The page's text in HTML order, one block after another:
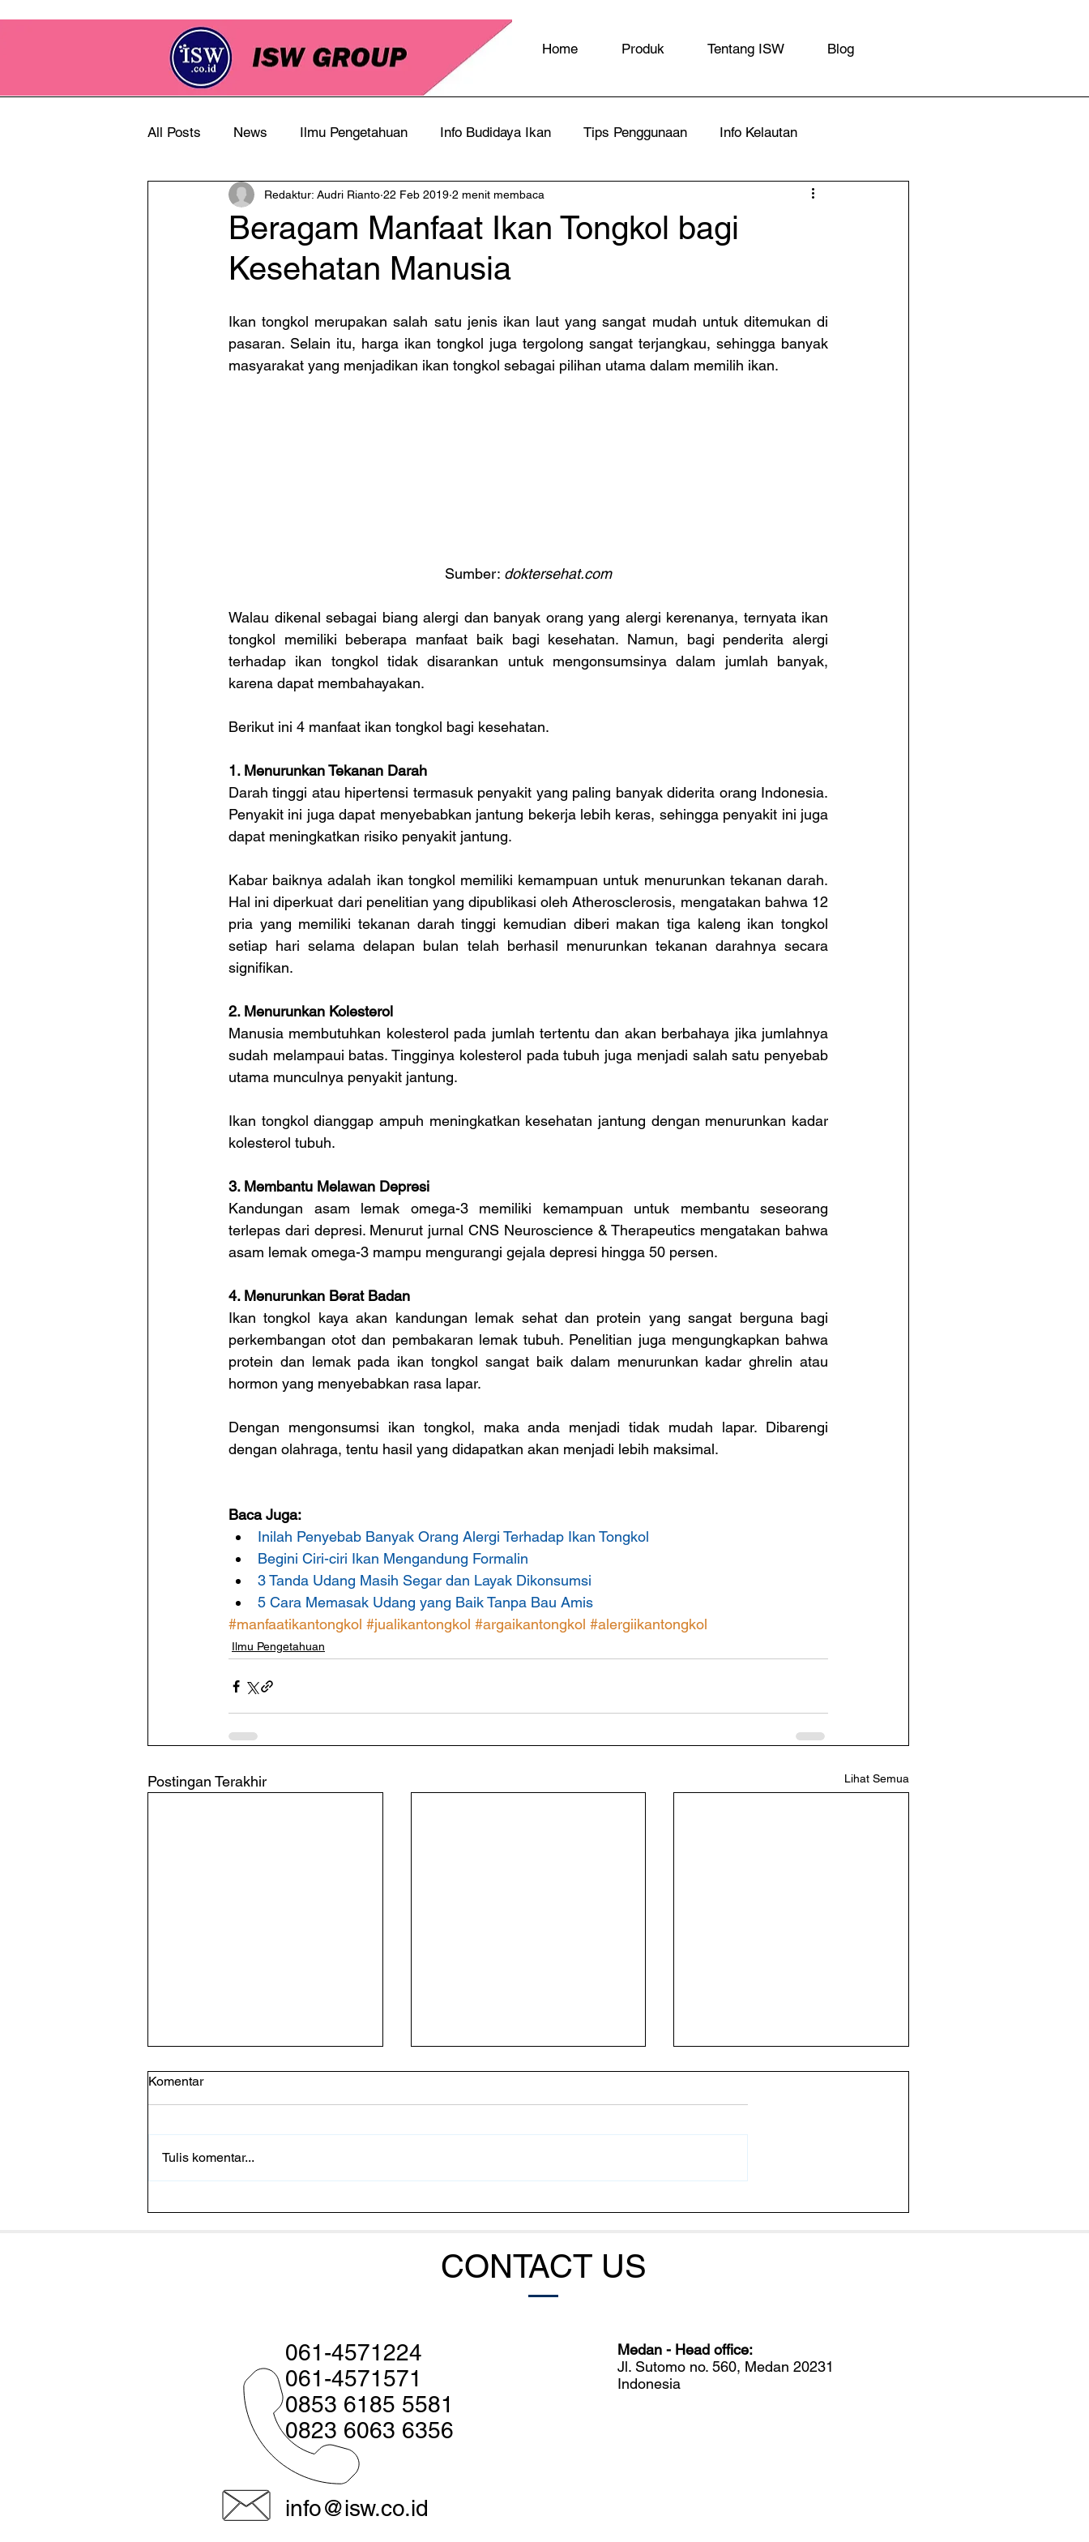
Home Produk Tentang ISW Blog
All Posts News Ilmu Pengetahuan Info Budidaya Ikan Tips Penggunaan Info Kelautan
Info Perkebunan
Beragam Manfaat Ikan Tongkol bagi
Kesehatan Manusia
Redaktur: Audri Rianto 22 Feb 2019 2 menit membaca
Ikan tongkol merupakan salah satu jenis ikan laut yang sangat mudah untuk ditemukan di
pasaran. Selain itu, harga ikan tongkol juga tergolong sangat terjangkau, sehingga banyak
masyarakat yang menjadikan ikan tongkol sebagai pilihan utama dalam memilih ikan.
Sumber: doktersehat.com
Walau dikenal sebagai biang alergi dan banyak orang yang alergi kerenanya, ternyata ikan
tongkol memiliki beberapa manfaat baik bagi kesehatan. Namun, bagi penderita alergi
terhadap ikan tongkol tidak disarankan untuk mengonsumsinya dalam jumlah banyak,
karena dapat membahayakan.
Berikut ini 4 manfaat ikan tongkol bagi kesehatan.
1. Menurunkan Tekanan Darah
Darah tinggi atau hipertensi termasuk penyakit yang paling banyak diderita orang Indonesia.
Penyakit ini juga dapat menyebabkan jantung bekerja lebih keras, sehingga penyakit ini juga
dapat meningkatkan risiko penyakit jantung.
Kabar baiknya adalah ikan tongkol memiliki kemampuan untuk menurunkan tekanan darah.
Hal ini diperkuat dari penelitian yang dipublikasi oleh Atherosclerosis, mengatakan bahwa 12
pria yang memiliki tekanan darah tinggi kemudian diberi makan tiga kaleng ikan tongkol
setiap hari selama delapan bulan telah berhasil menurunkan tekanan darahnya secara
signifikan.
2. Menurunkan Kolesterol
Manusia membutuhkan kolesterol pada jumlah tertentu dan akan berbahaya jika jumlahnya
sudah melampaui batas. Tingginya kolesterol pada tubuh juga menjadi salah satu penyebab
utama munculnya penyakit jantung.
Ikan tongkol dianggap ampuh meningkatkan kesehatan jantung dengan menurunkan kadar
kolesterol tubuh.
3. Membantu Melawan Depresi
Kandungan asam lemak omega-3 memiliki kemampuan untuk membantu seseorang
terlepas dari depresi. Menurut jurnal CNS Neuroscience & Therapeutics mengatakan bahwa
asam lemak omega-3 mampu mengurangi gejala depresi hingga 50 persen.
4. Menurunkan Berat Badan
Ikan tongkol kaya akan kandungan lemak sehat dan protein yang sangat berguna bagi
perkembangan otot dan pembakaran lemak tubuh. Penelitian juga mengungkapkan bahwa
protein dan lemak pada ikan tongkol sangat baik dalam menurunkan kadar ghrelin atau
hormon yang menyebabkan rasa lapar.
Dengan mengonsumsi ikan tongkol, maka anda menjadi tidak mudah lapar. Dibarengi
dengan olahraga, tentu hasil yang didapatkan akan menjadi lebih maksimal.
Baca Juga:
Inilah Penyebab Banyak Orang Alergi Terhadap Ikan Tongkol
Begini Ciri-ciri Ikan Mengandung Formalin
3 Tanda Udang Masih Segar dan Layak Dikonsumsi
5 Cara Memasak Udang yang Baik Tanpa Bau Amis
#manfaatikantongkol #jualikantongkol #argaikantongkol #alergiikantongkol
Ilmu Pengetahuan
Postingan Terakhir Lihat Semua
Komentar
Tulis komentar...
CONTACT US
061-4571224
061-4571571
0853 6185 5581
0823 6063 6356
info@isw.co.id
Medan - Head office:
Jl. Sutomo no. 560, Medan 20231
Indonesia